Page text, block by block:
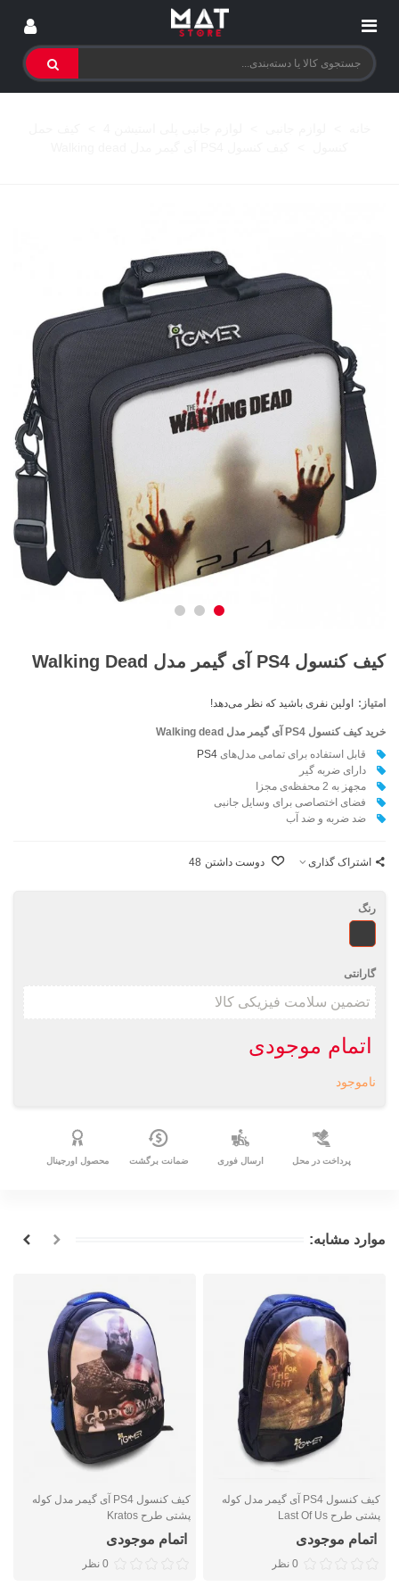
کیف کنسول PS4 آی گیمر مدل Walking Dead
امتیاز: اولین نفری باشید که نظر می‌دهد!
خرید کیف کنسول PS4 آی گیمر مدل
Walking dead
قابل استفاده برای تمامی مدل‌هایPS4
دارای ضربه گير
مجهز به 2 محفظه‌ی مجزا
فضای اختصاصی برای وسايل جانبی
ضد ضربه و ضد آب
اشتراک گذاری دوست داشتن 48
رنگ
طرحدار
گارانتی
اتمام موجودی
ناموجود
پرداخت در محل ارسال فوری ضمانت برگشت محصول اورجینال
موارد مشابه:
کیف کنسول PS4 آی گیمر مدل کوله
پشتی طرح Last Of Us
اتمام موجودی
0 نظر
کیف کنسول PS4 آی گیمر مدل کوله
پشتی طرح Kratos
اتمام موجودی
0 نظر